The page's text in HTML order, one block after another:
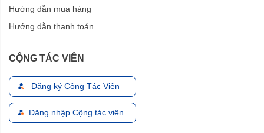
Hướng dẫn mua hàng
Hướng dẫn thanh toán
CỘNG TÁC VIÊN
Đăng ký Cộng Tác Viên
Đăng nhập Cộng tác viên